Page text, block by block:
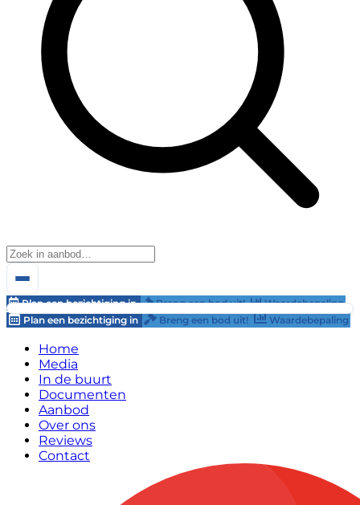
Plan een bezichtiging in Breng een bod uit!
Waardebepaling
Plan een bezichtiging in
Breng een bod uit! Waardebepaling
Home
Media
In de buurt
Documenten
Aanbod
Over ons
Reviews
Contact